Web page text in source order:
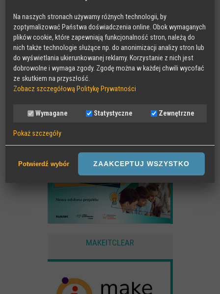
RADA DORADCZA RODZICÓW
MAKEITCLEAR
Na naszych stronach używamy różnych technologii, by
zoptymalizować Państwa doświadczenia online. Obok wymaganych
plików cookie, które zapewniają funkcjonalność stron, należą do
nich także technologie służące np. do anonimizacji analizy stron lub
do wyświetlania ukierunkowanej reklamy. Korzystanie z nich jest
dobrowolne i wymaga zgody. Zgodę można w każdej chwili wycofać
ze skutkiem na przyszłość.
Zobacz szczegółową Politykę Prywatności
Wymagane Statystyczne Zewnętrzne
Pokaż szczegóły
Sesyjne pliki Cookies wymagane do działania strony,
przechowywane podczas wizyty na stronie, np zapamiętany wybór
języka strony
Anonimowe statystyki odwiedzin strony oraz zachowania
użytkownika
Potwierdź wybór ZAAKCEPTUJ WSZYSTKO